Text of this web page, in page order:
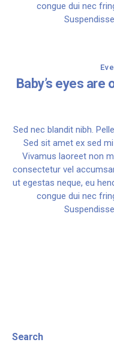
congue dui nec
Baby’s eyes are
Sed nec blandit nibh.
Sed sit amet ex sed
Vivamus laoreet non
consectetur vel
ut egestas neque, eu
congue dui nec
Search